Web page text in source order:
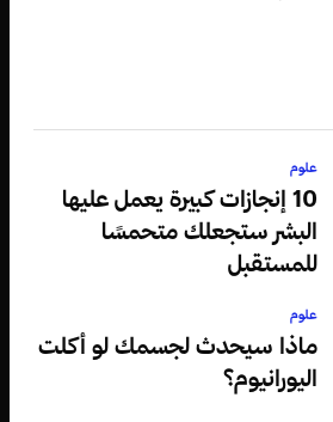
علوم
10 إنجازات كبيرة يعمل عليها
البشر ستجعلك متحمسًا
للمستقبل
علوم
ماذا سيحدث لجسمك لو أكلت
اليورانيوم؟